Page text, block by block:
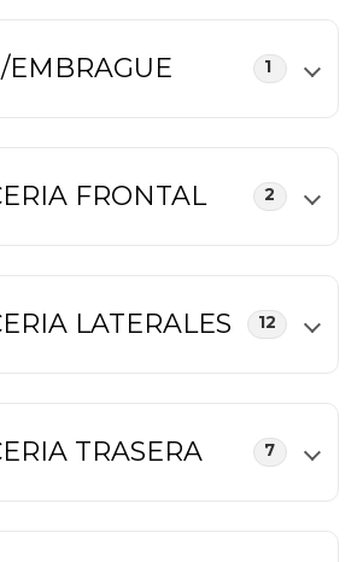
1
FRONTAL 2
LATERALES 12
TRASERA 7